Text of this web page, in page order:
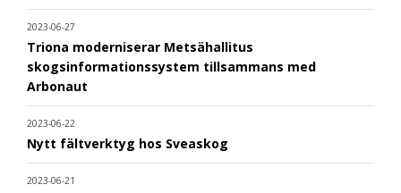
2023-06-27
Triona moderniserar Metsähallitus
skogsinformationssystem tillsammans med
Arbonaut
2023-06-22
Nytt fältverktyg hos Sveaskog
2023-06-21